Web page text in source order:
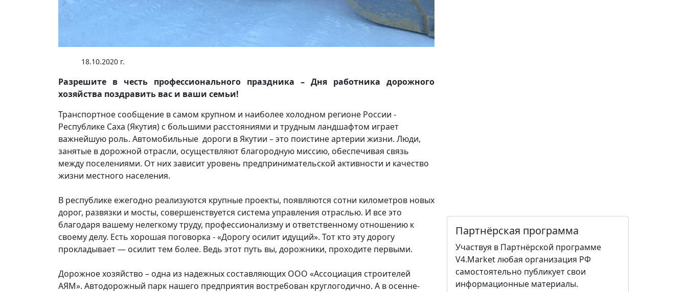
18.10.2020 г.
Разрешите в честь профессионального праздника – Дня работника дорожного
хозяйства поздравить вас и ваши семьи!
Транспортное сообщение в самом крупном и наиболее холодном регионе России -
Республике Саха (Якутия) с большими расстояниями и трудным ландшафтом играет
важнейшую роль. Автомобильные дороги в Якутии – это поистине артерии жизни. Люди,
занятые в дорожной отрасли, осуществляют благородную миссию, обеспечивая связь
между поселениями. От них зависит уровень предпринимательской активности и качество
жизни местного населения.
В республике ежегодно реализуются крупные проекты, появляются сотни километров новых
дорог, развязки и мосты, совершенствуется система управления отраслью. И все это
благодаря вашему нелегкому труду, профессионализму и ответственному отношению к
своему делу. Есть хорошая поговорка - «Дорогу осилит идущий». Тот кто эту дорогу
прокладывает — осилит тем более. Ведь этот путь вы, дорожники, проходите первыми.
Дорожное хозяйство – одна из надежных составляющих ООО «Ассоциация строителей
АЯМ». Автодорожный парк нашего предприятия востребован круглогодично. А в осенне-
Партнёрская программа
Участвуя в Партнёрской программе
V4.Market любая организация РФ
самостоятельно публикует свои
информационные материалы.